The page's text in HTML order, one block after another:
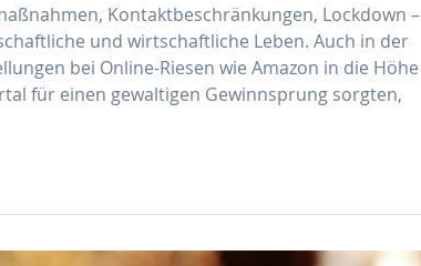
Kontaktbeschränkungen, Lockdown –
und wirtschaftliche Leben. Auch in der
bei Online-Riesen wie Amazon in die Höhe
für einen gewaltigen Gewinnsprung sorgten,